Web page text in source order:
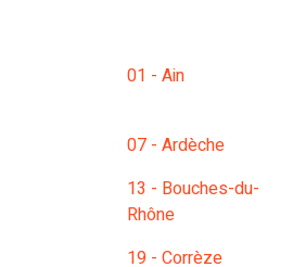
01 - Ain
07 - Ardèche
13 - Bouches-du-
Rhône
19 - Corrèze